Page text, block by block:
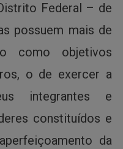
Federal – de
possuem mais de
como objetivos
o de exercer a
integrantes e
constituídos e
da